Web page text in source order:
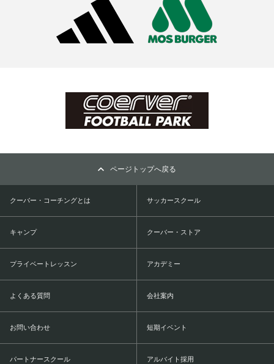
ページトップへ戻る
クーバー・コーチングとは サッカースクール
キャンプ クーバー・ストア
プライベートレッスン アカデミー
よくある質問 会社案内
お問い合わせ 短期イベント
パートナースクール アルバイト採用